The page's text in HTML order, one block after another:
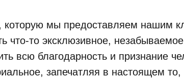
которую мы предоставляем нашим
что-то эксклюзивное,
всю благодарность и признание
запечатляя в настоящем то,